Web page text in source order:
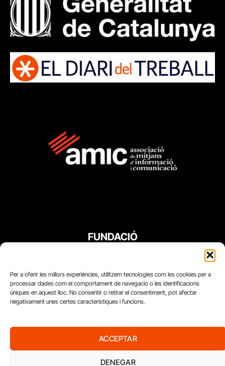
Per a oferir les millors experiències, utilitzem tecnologies com les cookies per a
processar dades com el comportament de navegació o les identificacions
úniques en aquest lloc. No consentir o retirar el consentiment, pot afectar
negativament unes certes característiques i funcions.
ACCEPTAR
DENEGAR
FUNDACIÓ